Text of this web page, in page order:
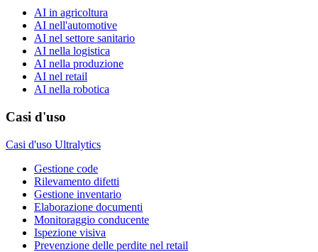
AI in agricoltura
AI nell'automotive
AI nel settore sanitario
AI nella logistica
AI nella produzione
AI nel retail
AI nella robotica
Casi d'uso
Casi d'uso Ultralytics
Gestione code
Rilevamento difetti
Gestione inventario
Elaborazione documenti
Monitoraggio conducente
Ispezione visiva
Prevenzione delle perdite nel retail